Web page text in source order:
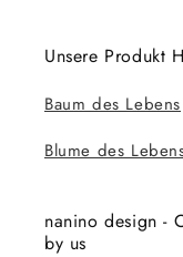
Unsere Produkt
Baum des Lebens
Blume des
nanino design -
by us